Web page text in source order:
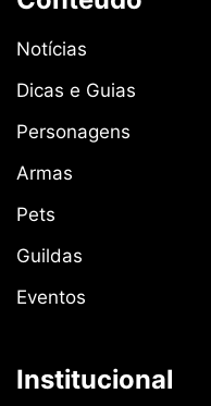
Notícias
Dicas e Guias
Personagens
Armas
Pets
Guildas
Eventos
Institucional